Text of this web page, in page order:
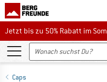
Jetzt bis zu 50% Rabatt im
Jetzt bis zu 50% Rabatt im
Caps